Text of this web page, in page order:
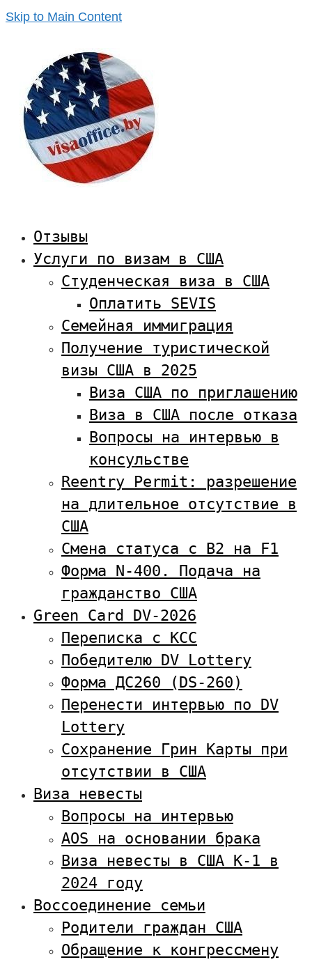
Skip to Main Content
Отзывы
Услуги по визам в США
Студенческая виза в США
Оплатить SEVIS
Семейная иммиграция
Получение туристической
визы США в 2025
Виза США по приглашению
Виза в США после отказа
Вопросы на интервью в
консульстве
Reentry Permit: разрешение
на длительное отсутствие в
США
Смена статуса с В2 на F1
Форма N-400. Подача на
гражданство США
Green Card DV-2026
Переписка с KCC
Победителю DV Lottery
Форма ДС260 (DS-260)
Перенести интервью по DV
Lottery
Сохранение Грин Карты при
отсутствии в США
Виза невесты
Вопросы на интервью
AOS на основании брака
Виза невесты в США К-1 в
2024 году
Воссоединение семьи
Родители граждан США
Обращение к конгрессмену